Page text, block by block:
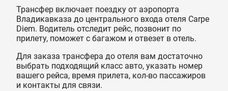
Трансфер включает поездку от аэропорта
Владикавказа до центрального входа отеля Carpe
Diem. Водитель отследит рейс, позвонит по
прилету, поможет с багажом и отвезет в отель.
Для заказа трансфера до отеля вам достаточно
выбрать подходящий класс авто, указать номер
вашего рейса, время прилета, кол-во пассажиров
и контакты для связи.